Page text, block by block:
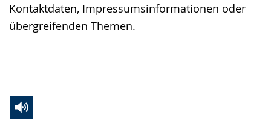
Kontaktdaten, Impressumsinformationen oder
übergreifenden Themen.